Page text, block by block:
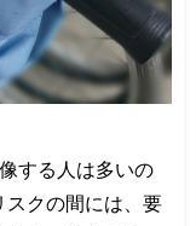
する人は多いの
スクの間には、要